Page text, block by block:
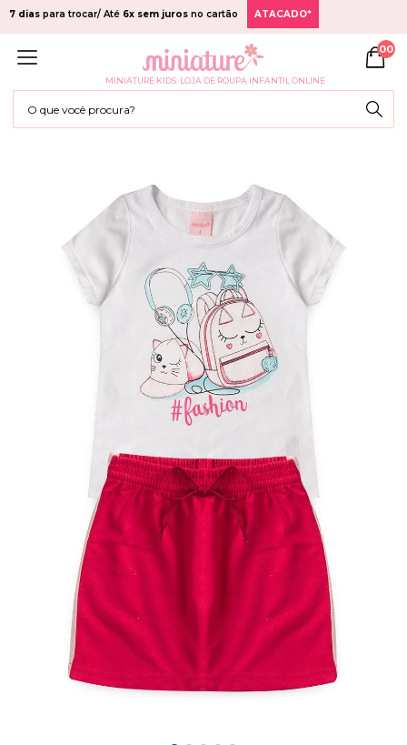
7 dias para trocar/ Até 6x sem juros no cartão ATACADO*
MINIATURE KIDS: LOJA DE ROUPA INFANTIL ONLINE
00